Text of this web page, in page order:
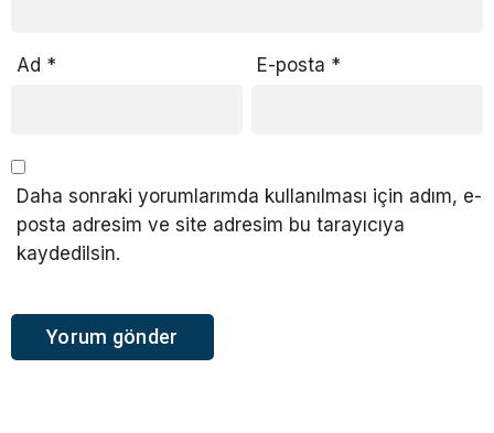
Ad * E-posta *
Daha sonraki yorumlarımda kullanılması için adım, e-
posta adresim ve site adresim bu tarayıcıya
kaydedilsin.